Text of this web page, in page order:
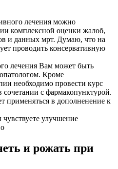
лечения можно
комплексной оценки жалоб,
и данных мрт. Думаю, что на
проводить консервативную
лечения Вам может быть
Кроме
необходимо провести курс
сочетании с фармакопунктурой.
в дополненение к
улучшение
и рожать при